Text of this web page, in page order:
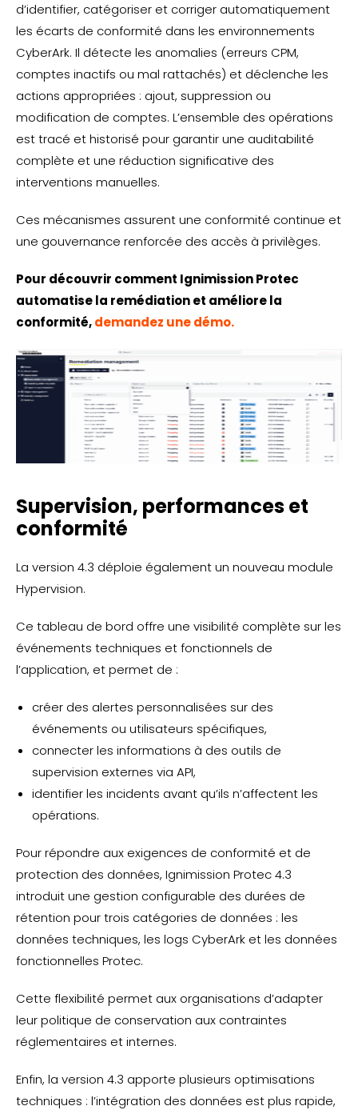
d’identifier, catégoriser et corriger automatiquement
les écarts de conformité dans les environnements
CyberArk. Il détecte les anomalies (erreurs CPM,
comptes inactifs ou mal rattachés) et déclenche les
actions appropriées : ajout, suppression ou
modification de comptes. L’ensemble des opérations
est tracé et historisé pour garantir une auditabilité
complète et une réduction significative des
interventions manuelles.
Ces mécanismes assurent une conformité continue et
une gouvernance renforcée des accès à privilèges.
Pour découvrir comment Ignimission Protec
automatise la remédiation et améliore la
conformité,demandez une démo.
Supervision, performances et
conformité
La version 4.3 déploie également un nouveau module
Hypervision.
Ce tableau de bord offre une visibilité complète sur les
événements techniques et fonctionnels de
l’application, et permet de :
créer des alertes personnalisées sur des
événements ou utilisateurs spécifiques,
connecter les informations à des outils de
supervision externes via API,
identifier les incidents avant qu’ils n’affectent les
opérations.
Pour répondre aux exigences de conformité et de
protection des données, Ignimission Protec 4.3
introduit une gestion configurable des durées de
rétention pour trois catégories de données : les
données techniques, les logs CyberArk et les données
fonctionnelles Protec.
Cette flexibilité permet aux organisations d’adapter
leur politique de conservation aux contraintes
réglementaires et internes.
Enfin, la version 4.3 apporte plusieurs optimisations
techniques : l’intégration des données est plus rapide,